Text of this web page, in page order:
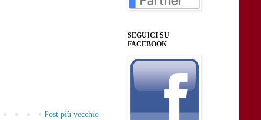
Post più vecchio
SEGUICI SU
FACEBOOK